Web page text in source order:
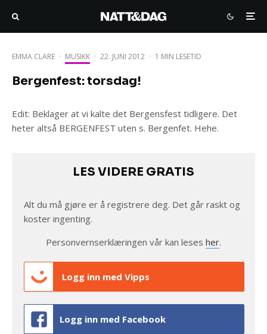
EMMA CLARE · MUSIKK · 22. JUNI 2012 · 1 MIN LESETID
Bergenfest: torsdag!
Edit: Beklager at vi kalte det Bergensfest tidligere. Det
heter altså BERGENFEST uten s. Bergenfet. Hehe.
LES VIDERE GRATIS
Alt du må gjøre er å registrere deg. Det går raskt og
koster ingenting.
Personvernserklæringen vår kan leses her.
Logg inn med Vipps
Logg inn med Facebook